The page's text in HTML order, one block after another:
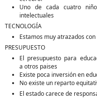
Uno de cada cuatro
intelectuales
TECNOLOGÍA
Estamos muy atrazados
PRESUPUESTO
El presupuesto para
a otros paises
Existe poca inversión en
No existe un reparto
El estado carece de